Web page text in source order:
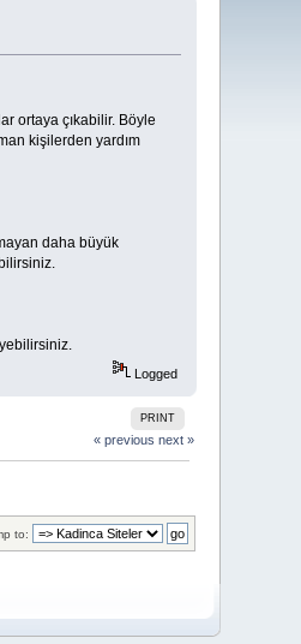
ortaya çıkabilir. Böyle
kişilerden yardım
daha büyük
Logged
PRINT
« previous next »
to: